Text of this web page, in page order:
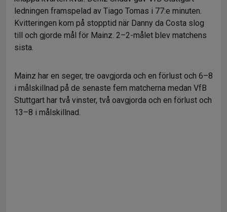
ledningen framspelad av Tiago Tomas i 77:e minuten.
Kvitteringen kom på stopptid när Danny da Costa slog
till och gjorde mål för Mainz. 2–2-målet blev matchens
sista.
Mainz har en seger, tre oavgjorda och en förlust och 6–8
i målskillnad på de senaste fem matcherna medan VfB
Stuttgart har två vinster, två oavgjorda och en förlust och
13–8 i målskillnad.